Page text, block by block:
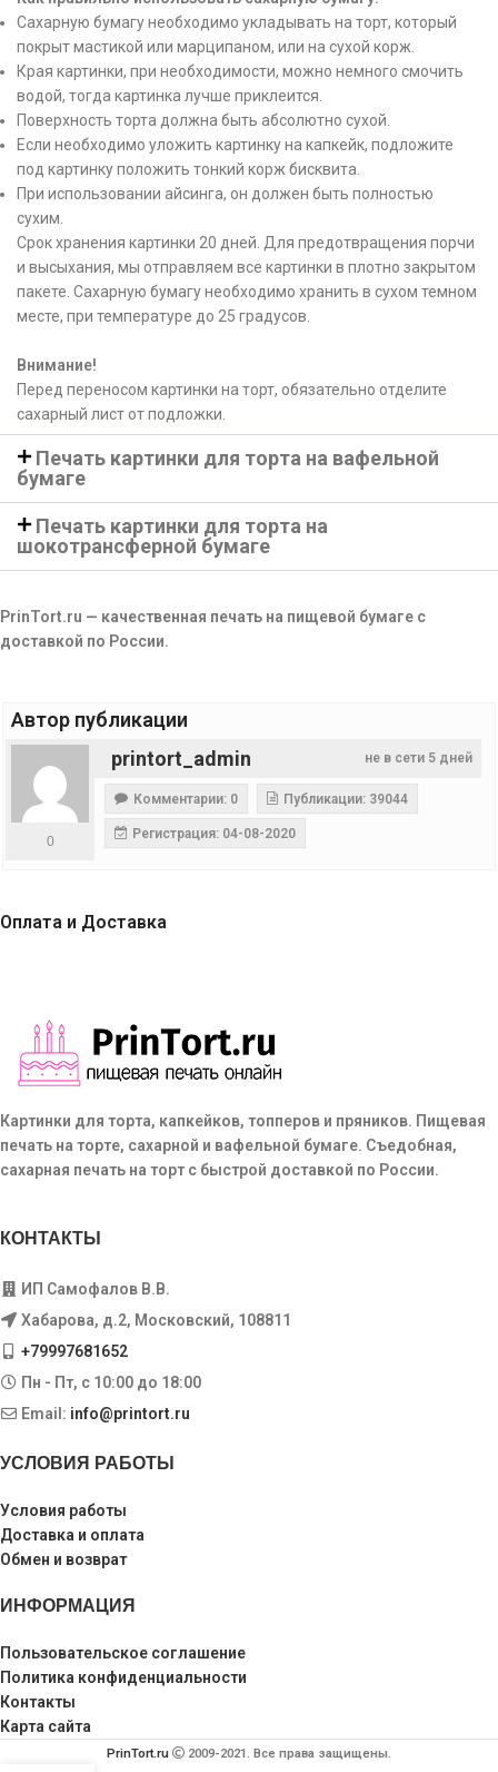
Сахарную бумагу необходимо укладывать на торт, который
покрыт мастикой или марципаном, или на сухой корж.
Края картинки, при необходимости, можно немного смочить
водой, тогда картинка лучше приклеится.
Поверхность торта должна быть абсолютно сухой.
Если необходимо уложить картинку на капкейк, подложите
под картинку положить тонкий корж бисквита.
При использовании айсинга, он должен быть полностью
сухим.
Срок хранения картинки 20 дней. Для предотвращения порчи
и высыхания, мы отправляем все картинки в плотно закрытом
пакете. Сахарную бумагу необходимо хранить в сухом темном
месте, при температуре до 25 градусов.
Внимание!
Перед переносом картинки на торт, обязательно отделите
сахарный лист от подложки.
Печать картинки для торта на вафельной
бумаге
Печать картинки для торта на
шокотрансферной бумаге
PrinTort.ru — качественная печать на пищевой бумаге с
доставкой по России.
Автор публикации
не в сети 5 дней
printort_admin
0
Комментарии: 0 Публикации: 39044
Регистрация: 04-08-2020
Оплата и Доставка
Картинки для торта, капкейков, топперов и пряников. Пищевая
печать на торте, сахарной и вафельной бумаге. Съедобная,
сахарная печать на торт с быстрой доставкой по России.
КОНТАКТЫ
ИП Самофалов В.В.
Хабарова, д.2, Московский, 108811
+79997681652
Пн - Пт, с 10:00 до 18:00
Email: info@printort.ru
УСЛОВИЯ РАБОТЫ
Условия работы
Доставка и оплата
Обмен и возврат
ИНФОРМАЦИЯ
Пользовательское соглашение
Политика конфиденциальности
Контакты
Карта сайта
PrinTort.ru 2009-2021. Все права защищены.